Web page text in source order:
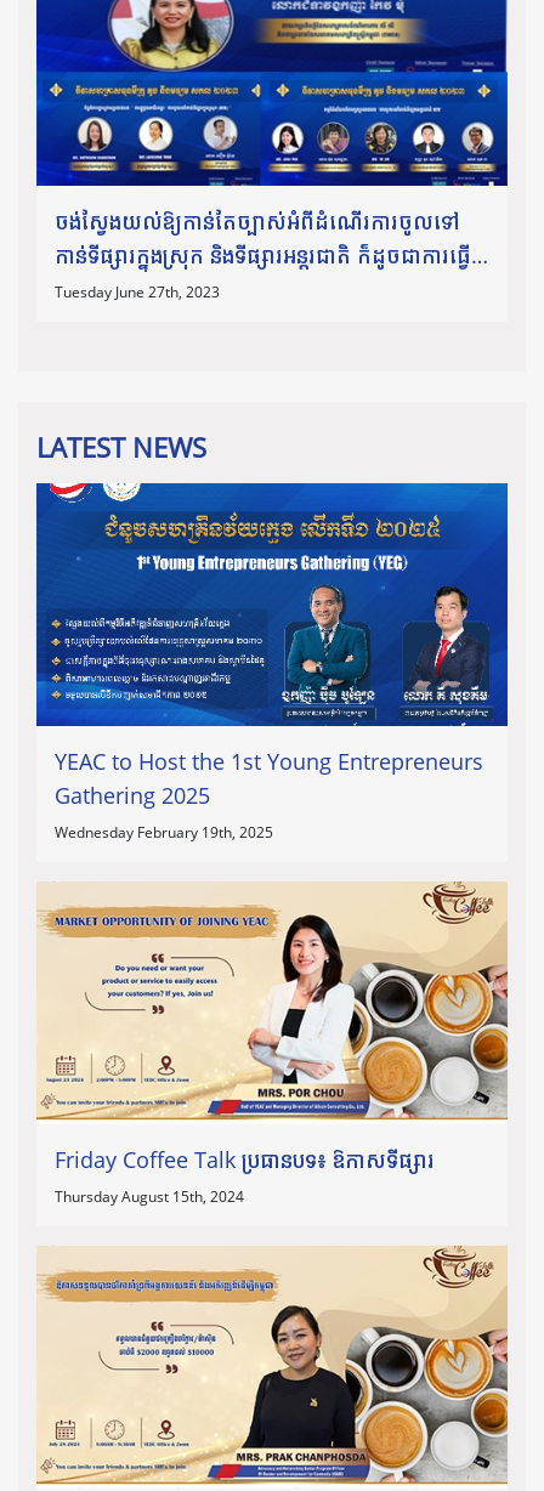
ចង់ស្វែងយល់ឱ្យកាន់តែច្បាស់អំពីដំណើរការចូលទៅ
កាន់ទីផ្សារក្នុងស្រុក និងទីផ្សារអន្តរជាតិ ក៏ដូចជាការធ្វើ
ពាណិជ្ជកម្មឆ្លងដែន សូមកុំភ្លេចអញ្ជើញចូលរួមស្ដាប់កិច្ច
Tuesday June 27th, 2023
LATEST NEWS
YEAC to Host the 1st Young Entrepreneurs
Gathering 2025
Wednesday February 19th, 2025
Friday Coffee Talk ប្រធានបទ៖ ឱកាសទីផ្សារ
Thursday August 15th, 2024